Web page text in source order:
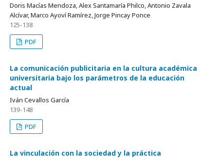
Doris Macías Mendoza, Alex Santamaría Philco, Antonio Zavala
Alcívar, Marco Ayoví Ramírez, Jorge Pincay Ponce
125-138
PDF
La comunicación publicitaria en la cultura académica
universitaria bajo los parámetros de la educación
actual
Iván Cevallos García
139-148
PDF
La vinculación con la sociedad y la práctica